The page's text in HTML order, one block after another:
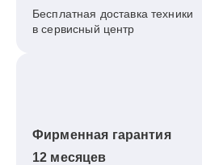
Бесплатная доставка техники
в сервисный центр
Фирменная гарантия
12 месяцев